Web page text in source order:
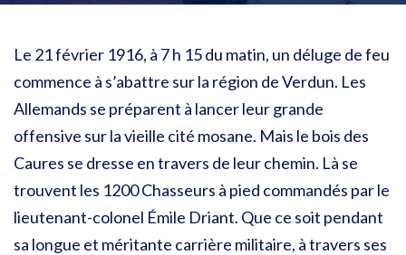
Le 21 février 1916, à 7 h 15 du matin, un déluge de feu
commence à s’abattre sur la région de Verdun. Les
Allemands se préparent à lancer leur grande
offensive sur la vieille cité mosane. Mais le bois des
Caures se dresse en travers de leur chemin. Là se
trouvent les 1200 Chasseurs à pied commandés par le
lieutenant-colonel Émile Driant. Que ce soit pendant
sa longue et méritante carrière militaire, à travers ses